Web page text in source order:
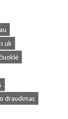
uk
draudimas